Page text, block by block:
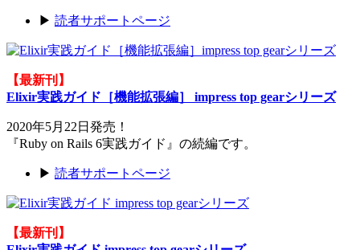
▶ 読者サポートページ
【最新刊】
Elixir実践ガイド［機能拡張編］ impress top gearシリーズ
2020年5月22日発売！
『Ruby on Rails 6実践ガイド』の続編です。
▶ 読者サポートページ
【最新刊】